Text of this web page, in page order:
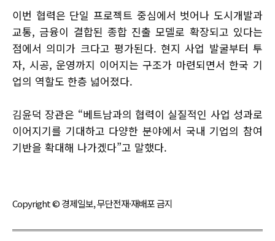
이번 협력은 단일 프로젝트 중심에서 벗어나 도시개발과
교통, 금융이 결합된 종합 진출 모델로 확장되고 있다는
점에서 의미가 크다고 평가된다. 현지 사업 발굴부터 투
자, 시공, 운영까지 이어지는 구조가 마련되면서 한국 기
업의 역할도 한층 넓어졌다.
김윤덕 장관은 “베트남과의 협력이 실질적인 사업 성과로
이어지기를 기대하고 다양한 분야에서 국내 기업의 참여
기반을 확대해 나가겠다”고 말했다.
Copyright © 경제일보, 무단전재·재배포 금지